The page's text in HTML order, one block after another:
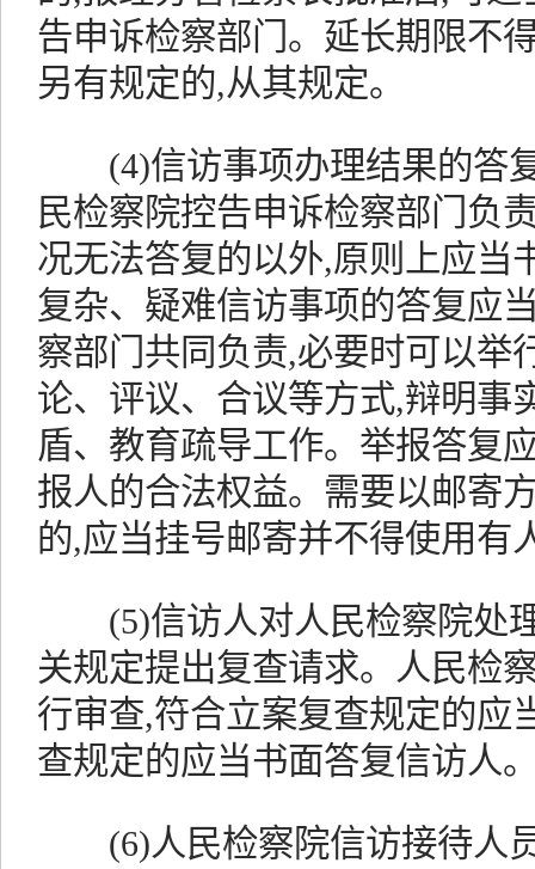
告申诉检察部门。延长期限不
另有规定的,从其规定。
(4)信访事项办理结果的答
民检察院控告申诉检察部门负
况无法答复的以外,原则上应当
复杂、疑难信访事项的答复应
察部门共同负责,必要时可以举
论、评议、合议等方式,辩明事
盾、教育疏导工作。举报答复
报人的合法权益。需要以邮寄
的,应当挂号邮寄并不得使用有
(5)信访人对人民检察院处
关规定提出复查请求。人民检
行审查,符合立案复查规定的应
查规定的应当书面答复信访人
(6)人民检察院信访接待人